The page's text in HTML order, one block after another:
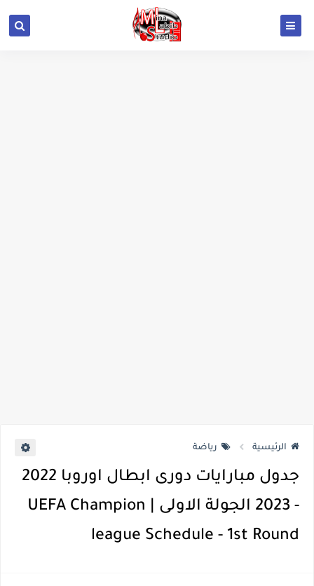
google.com, pub-6415693517272290, DIRECT,
f08c47fec0942fa0
الرئيسية رياضة
جدول مبارايات دورى ابطال اوروبا 2022
- 2023 الجولة الاولى | UEFA Champion
league Schedule - 1st Round